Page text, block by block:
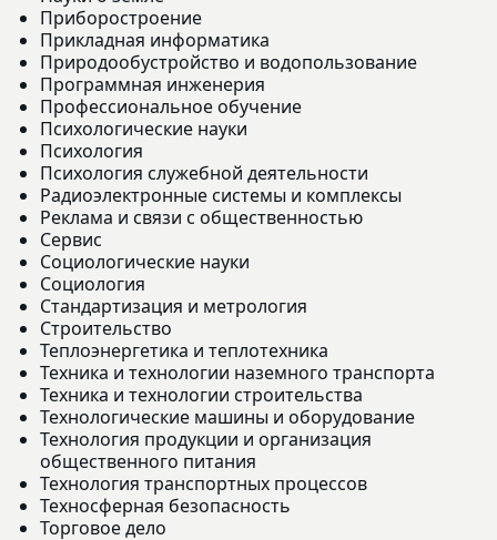
Приборостроение
Прикладная информатика
Природообустройство и водопользование
Программная инженерия
Профессиональное обучение
Психологические науки
Психология
Психология служебной деятельности
Радиоэлектронные системы и комплексы
Реклама и связи с общественностью
Сервис
Социологические науки
Социология
Стандартизация и метрология
Строительство
Теплоэнергетика и теплотехника
Техника и технологии наземного транспорта
Техника и технологии строительства
Технологические машины и оборудование
Технология продукции и организация
общественного питания
Технология транспортных процессов
Техносферная безопасность
Торговое дело